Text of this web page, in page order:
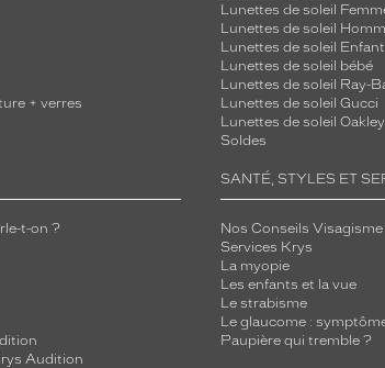
+ verres
Lunettes de soleil
Lunettes de soleil
Lunettes de soleil Enfant
Lunettes de soleil bébé
Lunettes de soleil Ray-
Lunettes de soleil Gucci
Lunettes de soleil Oakley
Soldes
t-on ?
Audition
SANTÉ, STYLES ET
Nos Conseils Visagisme
Services Krys
La myopie
Les enfants et la vue
Le strabisme
Le glaucome :
Paupière qui tremble ?